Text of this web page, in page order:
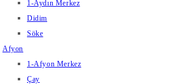
1-Aydın Merkez
Didim
Söke
Afyon
1-Afyon Merkez
Çay